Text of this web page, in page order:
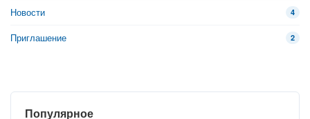
Новости 4
Приглашение 2
Популярное